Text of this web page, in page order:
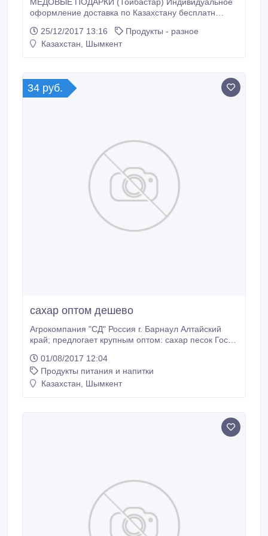
оформление доставка по Казахстану бесплатн
тг 300 тг +77027761010.
25/12/2017 13:16
Продукты - разное
Казахстан, Шымкент
34 руб.
сахар оптом дешево
Агрокомпания "СД" Россия г. Барнаул Алтайский
край; предлогает крупным оптом: сахар песок Гост.
мешках по 50 кг. Урожай 2016-17г. Оптом от 100
тонн. от 34. 00 руб/кг. Под контракт, производство
РФ. Доставка, все документы. Тел в Барнауле: +7-
01/08/2017 12:04
Продукты питания и напитки
Казахстан, Шымкент